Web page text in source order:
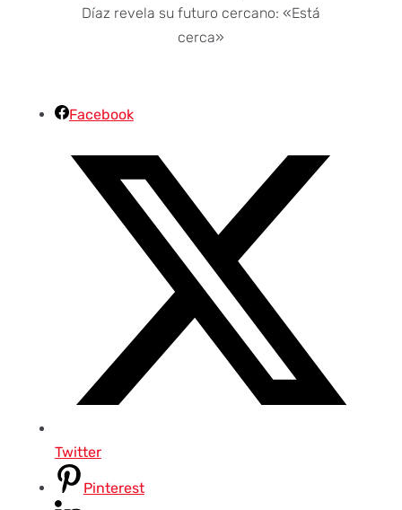
Díaz revela su futuro cercano: «Está
cerca»
Facebook
Twitter
Pinterest